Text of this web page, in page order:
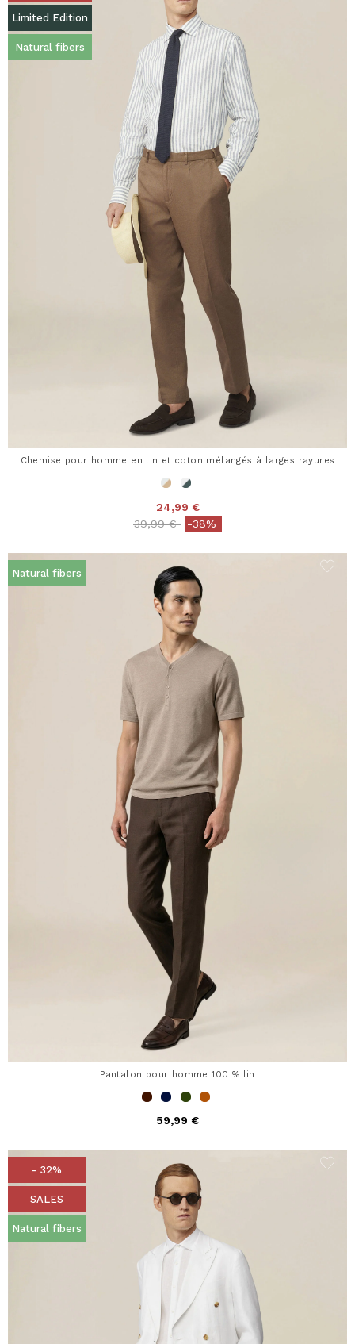
Limited Edition
Natural fibers
Chemise pour homme en lin et coton mélangés à larges rayures
24,99 €
Price reduced from
39,99 €to-38%
Natural fibers
Pantalon pour homme 100 % lin
59,99 €
- 32%
SALES
Natural fibers